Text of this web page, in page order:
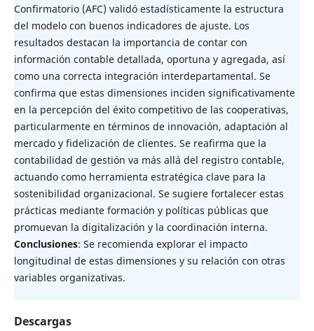
Confirmatorio (AFC) validó estadísticamente la estructura
del modelo con buenos indicadores de ajuste. Los
resultados destacan la importancia de contar con
información contable detallada, oportuna y agregada, así
como una correcta integración interdepartamental. Se
confirma que estas dimensiones inciden significativamente
en la percepción del éxito competitivo de las cooperativas,
particularmente en términos de innovación, adaptación al
mercado y fidelización de clientes. Se reafirma que la
contabilidad de gestión va más allá del registro contable,
actuando como herramienta estratégica clave para la
sostenibilidad organizacional. Se sugiere fortalecer estas
prácticas mediante formación y políticas públicas que
promuevan la digitalización y la coordinación interna.
Conclusiones: Se recomienda explorar el impacto
longitudinal de estas dimensiones y su relación con otras
variables organizativas.
Descargas